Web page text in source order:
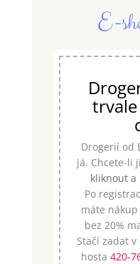
E-
Drogerií od
já. Chcete-li
kliknout
Po
máte
bez 20%
Stačí zadat
hosta420-